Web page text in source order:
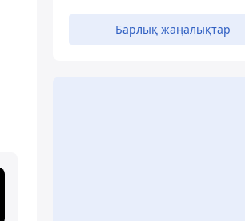
Барлық жаңалықтар